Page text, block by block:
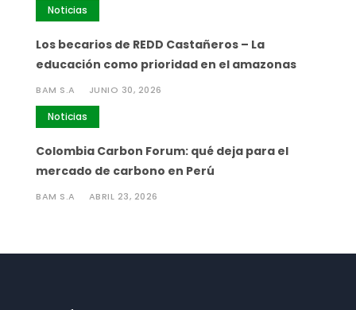
Noticias
Los becarios de REDD Castañeros – La
educación como prioridad en el amazonas
BAM S.A JUNIO 30, 2026
Noticias
Colombia Carbon Forum: qué deja para el
mercado de carbono en Perú
BAM S.A ABRIL 23, 2026